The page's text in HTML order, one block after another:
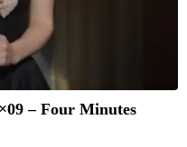
– Four Minutes